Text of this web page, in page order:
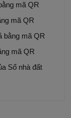
mã QR
mã QR
bằng mã QR
mã QR
Sổ nhà đất